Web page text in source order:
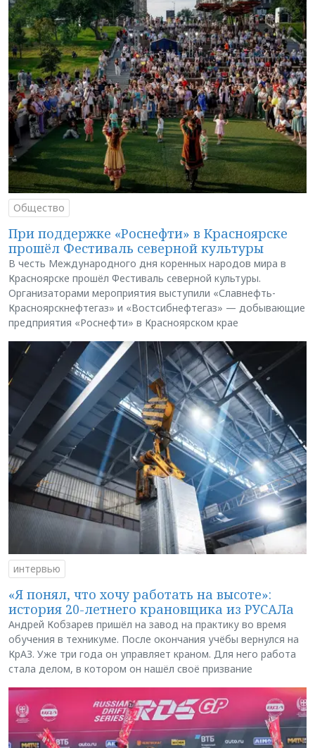
Общество
При поддержке «Роснефти» в Красноярске
прошёл Фестиваль северной культуры
В честь Международного дня коренных народов мира в
Красноярске прошёл Фестиваль северной культуры.
Организаторами мероприятия выступили «Славнефть-
Красноярскнефтегаз» и «Востсибнефтегаз» — добывающие
предприятия «Роснефти» в Красноярском крае
интервью
«Я понял, что хочу работать на высоте»:
история 20-летнего крановщика из РУСАЛа
Андрей Кобзарев пришёл на завод на практику во время
обучения в техникуме. После окончания учёбы вернулся на
КрАЗ. Уже три года он управляет краном. Для него работа
стала делом, в котором он нашёл своё призвание